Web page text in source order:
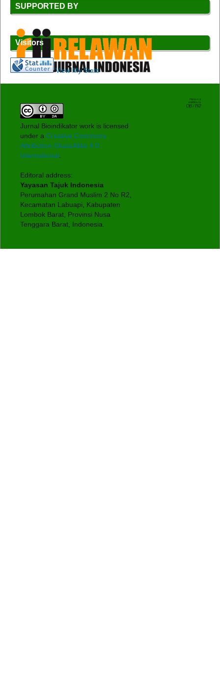
SUPPORTED BY
Visitors
View My Stats
Jurnal Bioindikator work is licensed
under a Creative Commons
Attribution-ShareAlike 4.0
International
Editoral address:
Yayasan Tajuk Indonesia
Perumahan Grand Muslim 2 No R2,
Kecamatan Labuapi, Kabupaten
Lombok Barat, Provinsi Nusa
Tenggara Barat, Indonesia.